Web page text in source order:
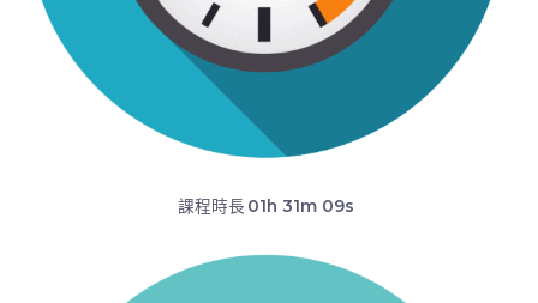
課程時長 01h 31m 09s